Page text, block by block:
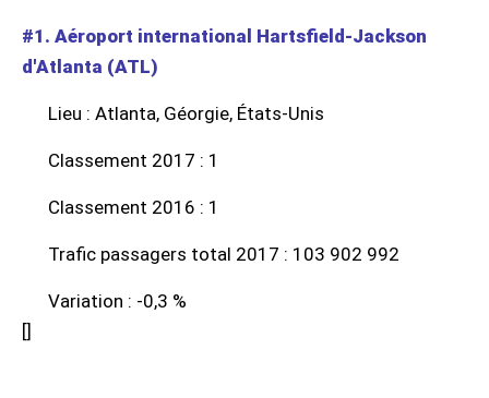
#1. Aéroport international Hartsfield-Jackson
d'Atlanta (ATL)
Lieu : Atlanta, Géorgie, États-Unis
Classement 2017 : 1
Classement 2016 : 1
Trafic passagers total 2017 : 103 902 992
Variation : -0,3 %
[]